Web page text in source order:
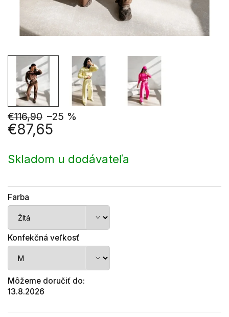
€116,90 –25 %
€87,65
cena:
Skladom u dodávateľa
Farba
Konfekčná veľkosť
Môžeme doručiť do:
13.8.2026